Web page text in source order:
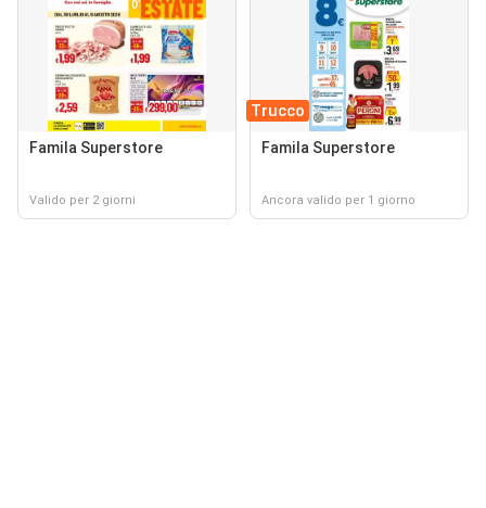
Famila Superstore
Valido per 2 giorni
Trucco
Famila Superstore
Ancora valido per 1 giorno